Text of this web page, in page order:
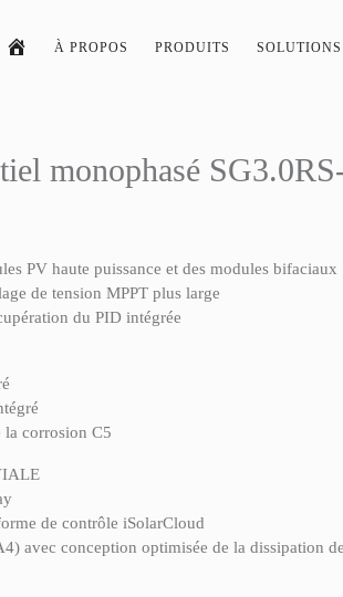
À PROPOS PRODUITS SOLUTIONS
monophasé
PV haute puissance et des modules bifaciaux
de tension MPPT plus large
du PID intégrée
corrosion C5
de contrôle iSolarCloud
avec conception optimisée de la dissipation